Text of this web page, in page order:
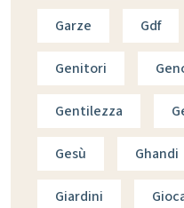
Garze Gdf
Genitori
Gentilezza
Gesù Ghandi
Giardini